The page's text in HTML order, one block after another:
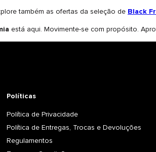
também as ofertas da seleção de Black
está aqui. Movimente-se com propósito.
Políticas
Política de Privacidade
Política de Entregas, Trocas e Devoluções
Regulamentos